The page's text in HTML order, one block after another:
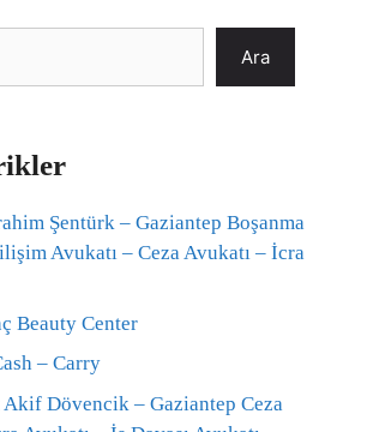
Ara
Şentürk – Gaziantep Boşanma
Avukatı – Ceza Avukatı – İcra
Beauty Center
– Carry
Akif Dövencik – Gaziantep Ceza